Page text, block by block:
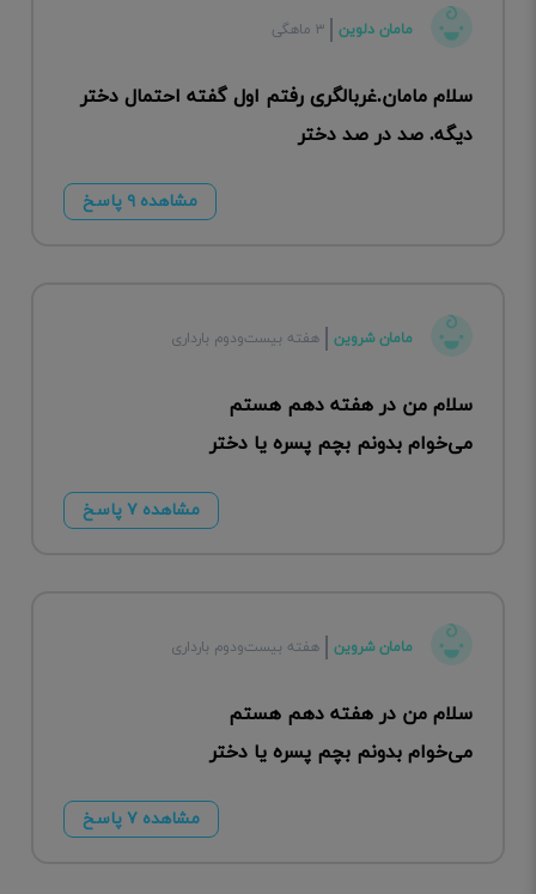
مامان دلوین ۳ ماهگی
سلام مامان.غربالگری رفتم اول گفته احتمال دختر
دیگه. صد در صد دختر
مشاهده ۹ پاسخ
مامان شروین هفته بیست‌ودوم بارداری
سلام من در هفته دهم هستم
می‌خوام بدونم بچم پسره یا دختر
مشاهده ۷ پاسخ
مامان شروین هفته بیست‌ودوم بارداری
سلام من در هفته دهم هستم
می‌خوام بدونم بچم پسره یا دختر
مشاهده ۷ پاسخ